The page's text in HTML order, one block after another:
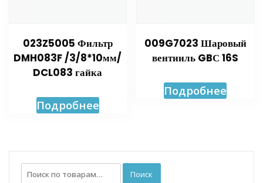
023Z5005 Фильтр
DMH083F /3/8*10мм/
DCL083 гайка
Подробнее
009G7023 Шаровый
вентииль GBС 16S
Подробнее
Искать: Поиск